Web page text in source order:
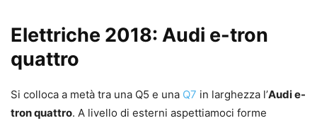
Elettriche 2018: Audi e-tron
quattro
Si colloca a metà tra una Q5 e una Q7 in larghezza l’Audi e-
tron quattro. A livello di esterni aspettiamoci forme